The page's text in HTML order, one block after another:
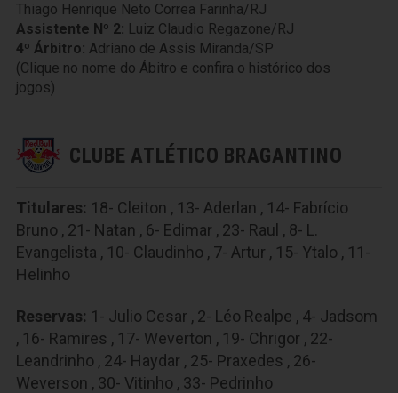
Thiago Henrique Neto Correa Farinha/RJ
Assistente Nº 2: Luiz Claudio Regazone/RJ
4º Árbitro: Adriano de Assis Miranda/SP
(Clique no nome do Ábitro e confira o histórico dos
jogos)
CLUBE ATLÉTICO BRAGANTINO
Titulares: 18- Cleiton , 13- Aderlan , 14- Fabrício
Bruno , 21- Natan , 6- Edimar , 23- Raul , 8- L.
Evangelista , 10- Claudinho , 7- Artur , 15- Ytalo , 11-
Helinho
Reservas: 1- Julio Cesar , 2- Léo Realpe , 4- Jadsom
, 16- Ramires , 17- Weverton , 19- Chrigor , 22-
Leandrinho , 24- Haydar , 25- Praxedes , 26-
Weverson , 30- Vitinho , 33- Pedrinho